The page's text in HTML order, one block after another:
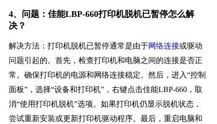
4、问题：佳能LBP-660打印机脱机已暂停怎么解
决？
解决方法：打印机脱机已暂停通常是由于网络连接或驱动
问题引起的。首先，检查打印机和电脑之间的连接是否正
常。确保打印机的电源和网络连接稳定。然后，进入“控制
面板”，选择“设备和打印机”，右键点击佳能LBP-660，取
消“使用打印机脱机”选项。如果打印机仍显示脱机状态，
尝试重新安装或更新打印机驱动程序。最后，重启电脑和